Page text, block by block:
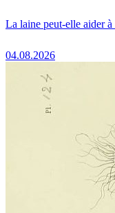
La laine peut-elle aider
04.08.2026